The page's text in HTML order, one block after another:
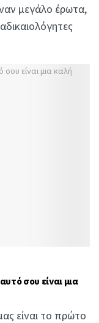
μεγάλο έρωτα,
σου είναι μια
είναι το πρώτο